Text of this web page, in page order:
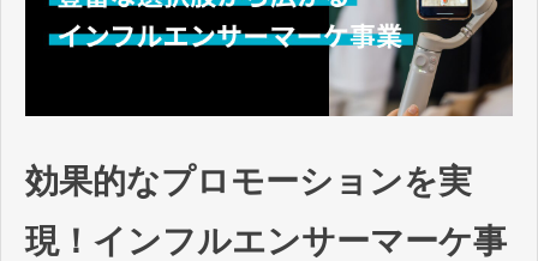
効果的なプロモーションを実
現！インフルエンサーマーケ事